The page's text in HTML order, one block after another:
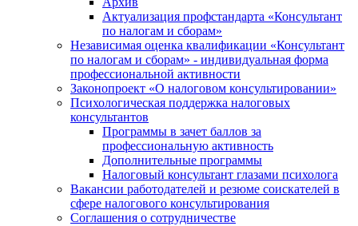
Актуализация профстандарта «Консультант
по налогам и сборам»
Независимая оценка квалификации «Консультант
по налогам и сборам» - индивидуальная форма
профессиональной активности
Законопроект «О налоговом консультировании»
Психологическая поддержка налоговых
консультантов
Программы в зачет баллов за
профессиональную активность
Дополнительные программы
Налоговый консультант глазами психолога
Вакансии работодателей и резюме соискателей в
сфере налогового консультирования
Соглашения о сотрудничестве